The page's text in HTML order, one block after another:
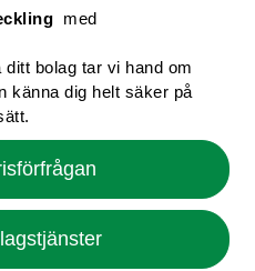
med
bolag tar vi hand om
känna dig helt säker på